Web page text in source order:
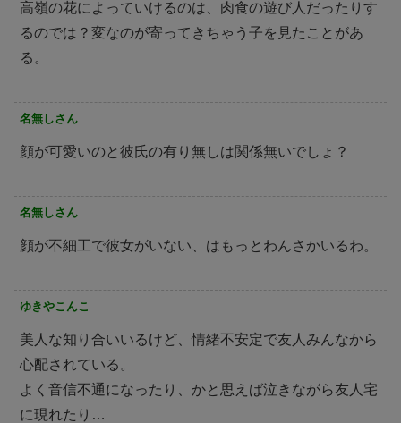
高嶺の花によっていけるのは、肉食の遊び人だったりす
るのでは？変なのが寄ってきちゃう子を見たことがあ
る。
名無しさん
顔が可愛いのと彼氏の有り無しは関係無いでしょ？
名無しさん
顔が不細工で彼女がいない、はもっとわんさかいるわ。
ゆきやこんこ
美人な知り合いいるけど、情緒不安定で友人みんなから
心配されている。
よく音信不通になったり、かと思えば泣きながら友人宅
に現れたり…